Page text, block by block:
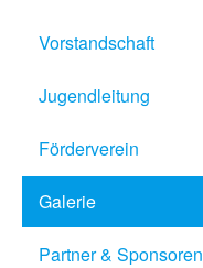
Vorstandschaft
Jugendleitung
Förderverein
Galerie
Partner & Sponsoren